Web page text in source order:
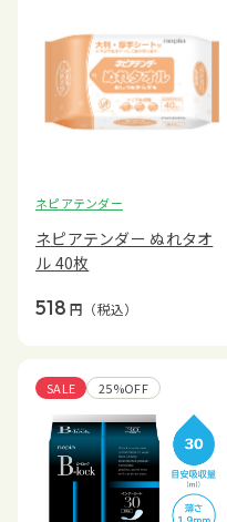
ネピアテンダー
ネピアテンダー ぬれタオ
ル 40枚
518 円 （税込）
SALE 25%OFF